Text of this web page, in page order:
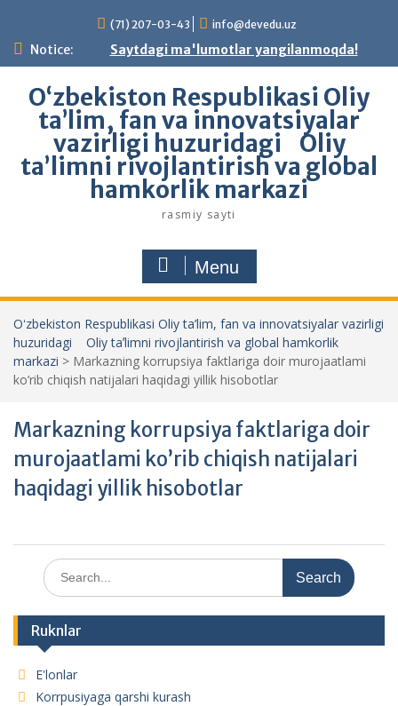
content
(71) 207-03-43 info@devedu.uz
Notice: Saytdagi ma'lumotlar yangilanmoqda!
Oʻzbekiston Respublikasi Oliy
ta’lim, fan va innovatsiyalar
vazirligi huzuridagi Oliy
taʼlimni rivojlantirish va global
hamkorlik markazi
rasmiy sayti
Menu
Oʻzbekiston Respublikasi Oliy ta’lim, fan va innovatsiyalar vazirligi
huzuridagi Oliy taʼlimni rivojlantirish va global hamkorlik
markazi > Markazning korrupsiya faktlariga doir murojaatlami
ko’rib chiqish natijalari haqidagi yillik hisobotlar
Markazning korrupsiya faktlariga doir
murojaatlami ko’rib chiqish natijalari
haqidagi yillik hisobotlar
Search
for:
Ruknlar
E'lonlar
Korrpusiyaga qarshi kurash